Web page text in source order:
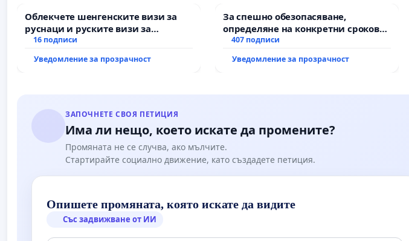
Облекчете шенгенските визи за
руснаци и руските визи за
българи
16 подписи
Уведомление за прозрачност
За спешно обезопасяване,
определяне на конкретни срокове
и извършване на цялостна
републиканския път между пътен
407 подписи
Уведомление за прозрачност
ЗАПОЧНЕТЕ СВОЯ ПЕТИЦИЯ
Има ли нещо, което искате да промените?
Промяната не се случва, ако мълчите.
Стартирайте социално движение, като създадете петиция.
Опишете промяната, която искате да видите
Със задвижване от ИИ